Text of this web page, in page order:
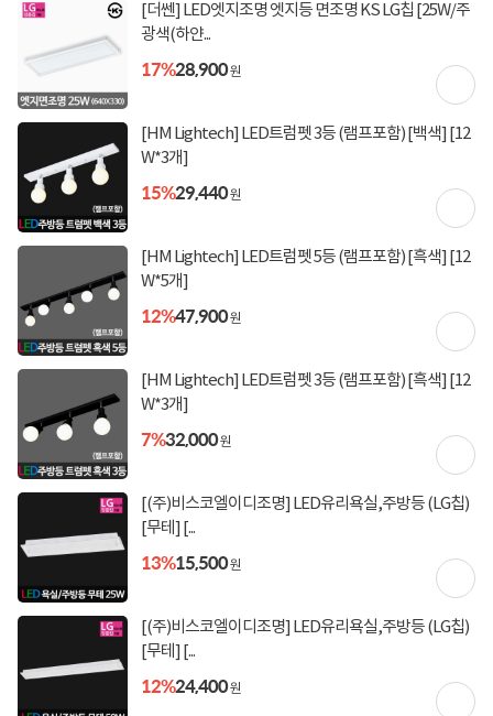
[더쎈] LED엣지조명 엣지등 면조명 KS LG칩 [25W/주
광색(하얀...
17%28,900원
[HM Lightech] LED트럼펫 3등 (램프포함) [백색] [12
W*3개]
15%29,440원
[HM Lightech] LED트럼펫 5등 (램프포함) [흑색] [12
W*5개]
12%47,900원
[HM Lightech] LED트럼펫 3등 (램프포함) [흑색] [12
W*3개]
7%32,000원
[(주)비스코엘이디조명] LED유리욕실,주방등 (LG칩)
[무테] [...
13%15,500원
[(주)비스코엘이디조명] LED유리욕실,주방등 (LG칩)
[무테] [...
12%24,400원
배송정보 업체직배송
배송비
3,500원 (1박스)
상세정보 구매후기(
구매 시 유의사항
주문 후 발송/입고까지 2~3일 소요될 수 있습니다.
상세정보를확대해서 볼 수 있습니다.